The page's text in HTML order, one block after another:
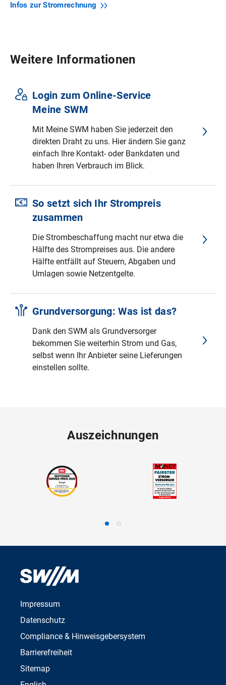
Infos zurStromrechnung
Weitere Informationen
Login zum Online-Service
Meine SWM
Mit Meine SWM haben Sie jederzeit den
direkten Draht zu uns. Hier ändern Sie ganz
einfach Ihre Kontakt- oder Bankdaten und
haben Ihren Verbrauch im Blick.
So setzt sich Ihr Strompreis
zusammen
Die Strombeschaffung macht nur etwa die
Hälfte des Strompreises aus. Die andere
Hälfte entfällt auf Steuern, Abgaben und
Umlagen sowie Netzentgelte.
Grundversorgung: Was ist das?
Dank den SWM als Grundversorger
bekommen Sie weiterhin Strom und Gas,
selbst wenn Ihr Anbieter seine Lieferungen
einstellen sollte.
Auszeichnungen
Impressum
Datenschutz
Compliance & Hinweisgebersystem
Barrierefreiheit
Sitemap